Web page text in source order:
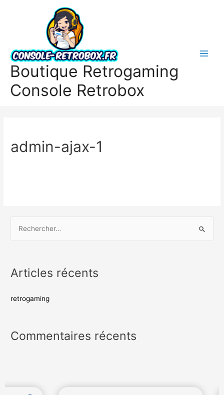
Boutique Retrogaming
Console Retrobox
admin-ajax-1
Articles récents
retrogaming
Commentaires récents